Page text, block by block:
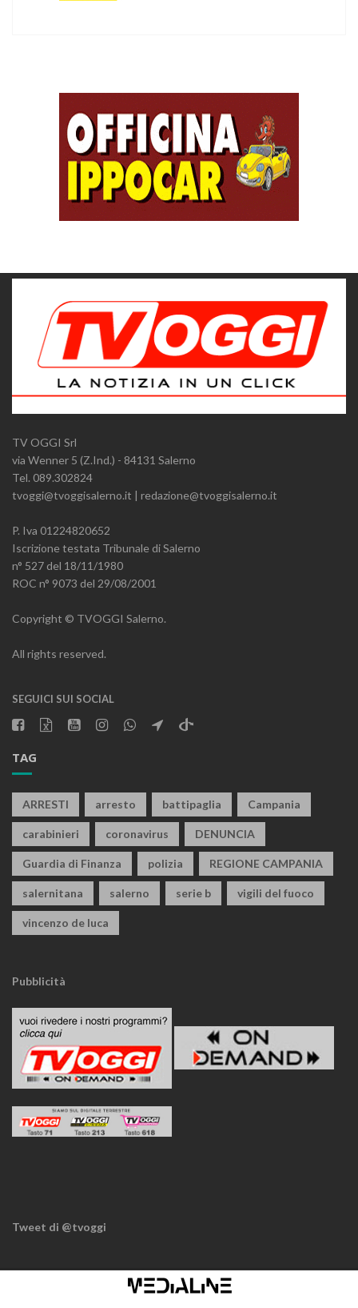
TV OGGI Srl
via Wenner 5 (Z.Ind.) - 84131 Salerno
Tel. 089.302824
tvoggi@tvoggisalerno.it | redazione@tvoggisalerno.it
P. Iva 01224820652
Iscrizione testata Tribunale di Salerno
n° 527 del 18/11/1980
ROC n° 9073 del 29/08/2001
Copyright © TVOGGI Salerno.
All rights reserved.
SEGUICI SUI SOCIAL
TAG
ARRESTI arresto battipaglia Campania
carabinieri coronavirus DENUNCIA
Guardia di Finanza polizia REGIONE CAMPANIA
salernitana salerno serie b vigili del fuoco
vincenzo de luca
Pubblicità
Tweet di @tvoggi